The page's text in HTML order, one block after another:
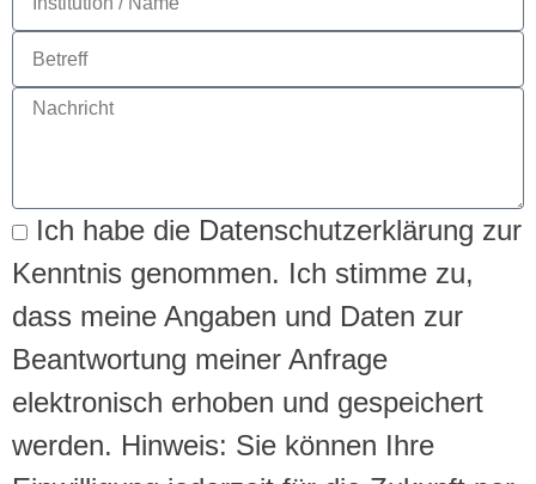
Ich habe die Datenschutzerklärung zur
Kenntnis genommen. Ich stimme zu,
dass meine Angaben und Daten zur
Beantwortung meiner Anfrage
elektronisch erhoben und gespeichert
werden. Hinweis: Sie können Ihre